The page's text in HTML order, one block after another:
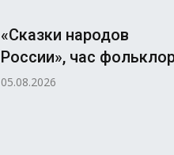
«Сказки народов
России», час
05.08.2026